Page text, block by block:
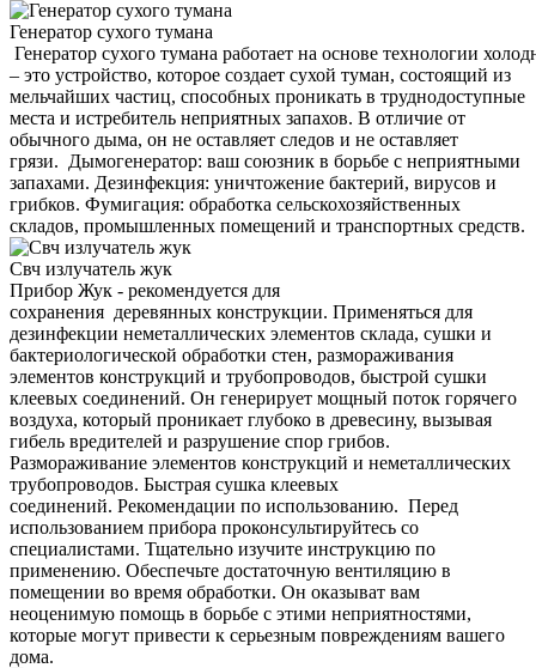
Генератор сухого тумана
Генератор сухого тумана работает на основе технологии
– это устройство, которое создает сухой туман, состоящий из
мельчайших частиц, способных проникать в труднодоступные
места и истребитель неприятных запахов. В отличие от
обычного дыма, он не оставляет следов и не оставляет
грязи. Дымогенератор: ваш союзник в борьбе с неприятными
запахами. Дезинфекция: уничтожение бактерий, вирусов и
грибков. Фумигация: обработка сельскохозяйственных
складов, промышленных помещений и транспортных средств.
Свч излучатель жук
Прибор Жук - рекомендуется для
сохранения деревянных конструкции. Применяться для
дезинфекции неметаллических элементов склада, сушки и
бактериологической обработки стен, размораживания
элементов конструкций и трубопроводов, быстрой сушки
клеевых соединений. Он генерирует мощный поток горячего
воздуха, который проникает глубоко в древесину, вызывая
гибель вредителей и разрушение спор грибов.
Размораживание элементов конструкций и неметаллических
трубопроводов. Быстрая сушка клеевых
соединений. Рекомендации по использованию. Перед
использованием прибора проконсультируйтесь со
специалистами. Тщательно изучите инструкцию по
применению. Обеспечьте достаточную вентиляцию в
помещении во время обработки. Он оказыват вам
неоценимую помощь в борьбе с этими неприятностями,
которые могут привести к серьезным повреждениям вашего
дома.